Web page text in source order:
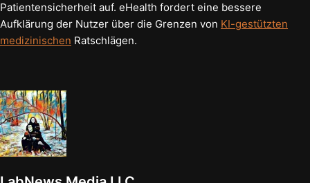
Patientensicherheit auf. eHealth fordert eine bessere
Aufklärung der Nutzer über die Grenzen von KI-gestützten
medizinischen Ratschlägen.